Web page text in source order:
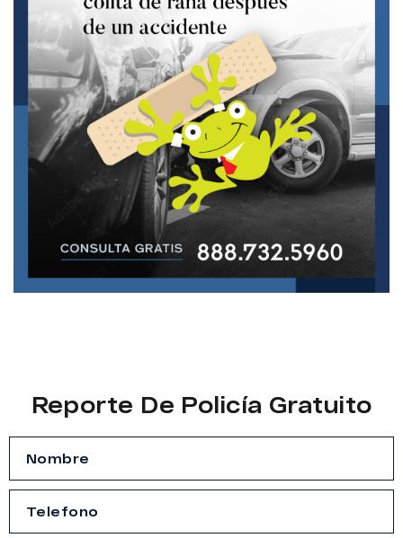
Reporte De Policía Gratuito